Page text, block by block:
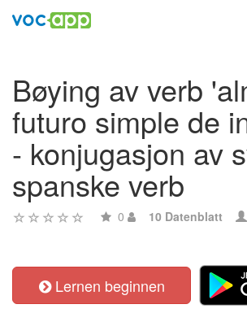
Bøying av verb
futuro simple de
- konjugasjon av
spanske verb
0 10 Datenblatt
Lernen beginnen